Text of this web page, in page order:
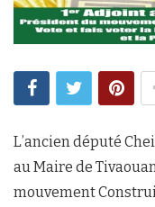
L’ancien député
au Maire de
mouvement